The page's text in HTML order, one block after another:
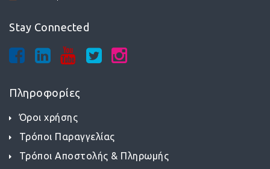
Stay Connected
Πληροφορίες
Όροι χρήσης
Τρόποι Παραγγελίας
Τρόποι Αποστολής & Πληρωμής